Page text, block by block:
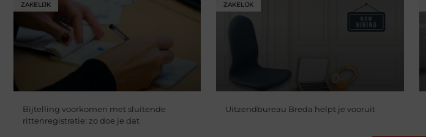
ZAKELIJK
Bijtelling voorkomen met sluitende
rittenregistratie: zo doe je dat
ZAKELIJK
Uitzendbureau Breda helpt je vooruit